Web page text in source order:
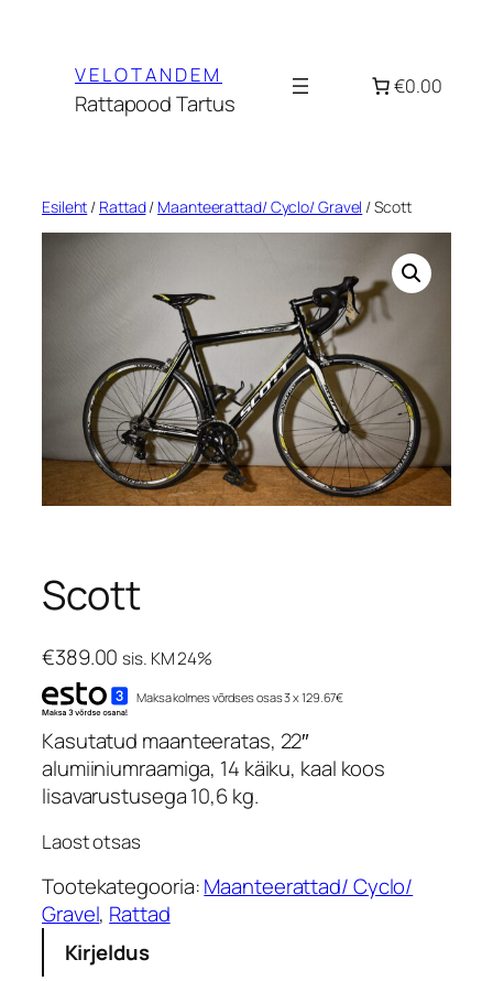
VELOTANDEM
Rattapood Tartus
€0.00
Esileht / Rattad/ Maanteerattad/ Cyclo/ Gravel / Scott
Scott
€389.00 sis. KM 24%
Maksa kolmes võrdses osas 3 x 129.67€
Kasutatud maanteeratas, 22″
alumiiniumraamiga, 14 käiku, kaal koos
lisavarustusega 10,6 kg.
Laost otsas
Tootekategooria:Maanteerattad/ Cyclo/
Gravel, Rattad
Kirjeldus